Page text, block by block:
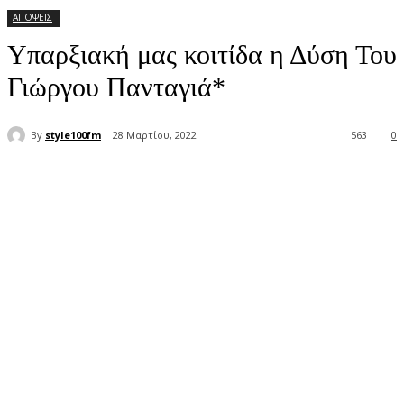
ΑΠΟΨΕΙΣ
Υπαρξιακή μας κοιτίδα η Δύση Του
Γιώργου Πανταγιά*
By style100fm 28 Μαρτίου, 2022 0
563